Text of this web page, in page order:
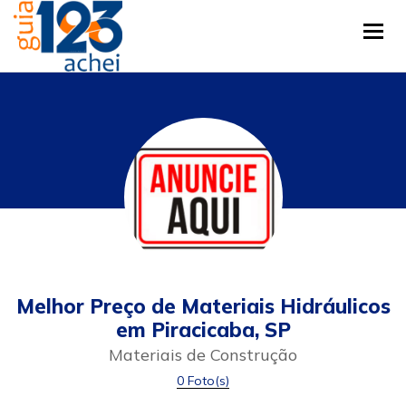
Melhor Preço de Materiais Hidráulicos
em Piracicaba, SP
Materiais de Construção
0 Foto(s)